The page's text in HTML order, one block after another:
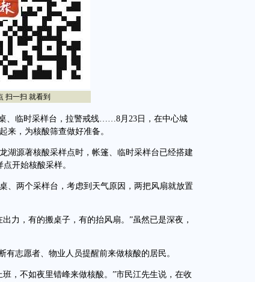
一扫 就看到
临时采样台，拉警戒线……8月23日，在中心城
来，为核酸筛查做好准备。
源著核酸采样点时，帐篷、临时采样台已经搭建
开始核酸采样。
两个采样台，考虑到天气原因，两把风扇就放置
，有的搬桌子，有的抬风扇。”虽然已是深夜，
志愿者、物业人员提醒前来做核酸的居民。
不如夜里错峰来做核酸。”市民江先生说，在收